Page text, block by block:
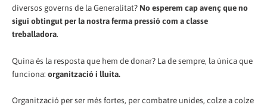
diversos governs de la Generalitat? No esperem cap avenç que no
sigui obtingut per la nostra ferma pressió com a classe
treballadora.
Quina és la resposta que hem de donar? La de sempre, la única que
funciona: organització i lluita.
Organització per ser més fortes, per combatre unides, colze a colze